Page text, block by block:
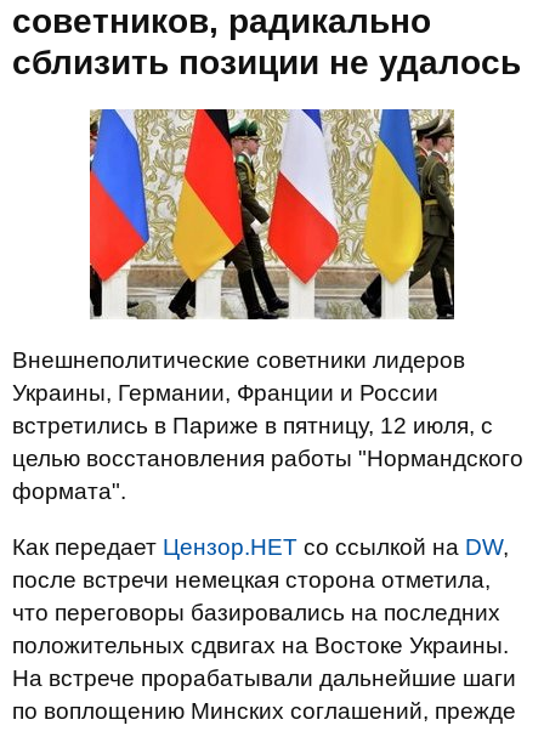
советников, радикально
сблизить позиции не удалось
Внешнеполитические советники лидеров
Украины, Германии, Франции и России
встретились в Париже в пятницу, 12 июля, с
целью восстановления работы "Нормандского
формата".
Как передает Цензор.НЕТ со ссылкой на DW,
после встречи немецкая сторона отметила,
что переговоры базировались на последних
положительных сдвигах на Востоке Украины.
На встрече прорабатывали дальнейшие шаги
по воплощению Минских соглашений, прежде